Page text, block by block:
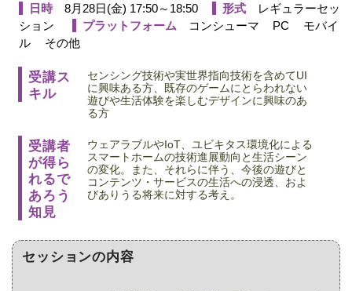
日時 8月28日(金) 17:50～18:50 形式
レギュラーセッ
ション
プラットフォーム コンシューマ PC
モバイ
ル
その他
受講ス
キル
センシング技術や実世界指向技術を含めてUI
に興味ある方、既存のゲームにとらわれない
遊びや生活体験を楽しむデザインに興味のあ
る方
受講者
が得ら
れるで
あろう
知見
ウェアラブルやIoT、ユビキタス環境化による
スマートホームの技術進展動向と生活シーン
の変化。また、それらに伴う、今後の遊びと
コンテンツ・サービスの生活への浸透、およ
びありうる将来に対する考え。
セッションの内容